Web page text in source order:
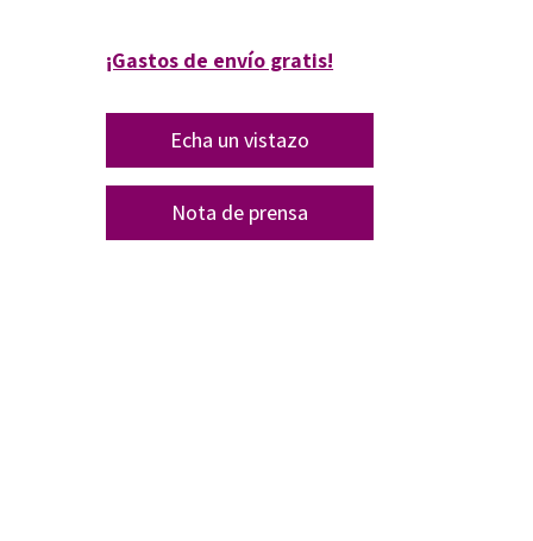
¡Gastos de envío gratis!
Echa un vistazo
Nota de prensa